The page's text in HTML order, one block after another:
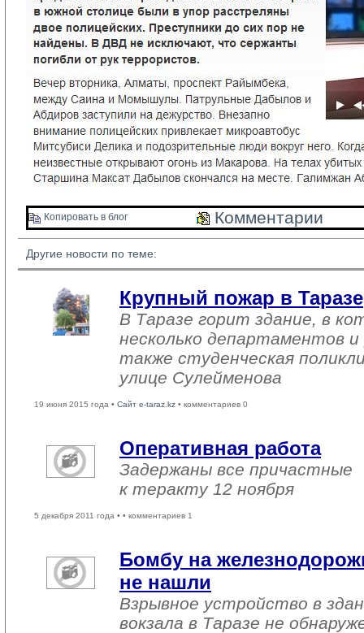
Копировать в блог Комментарии
Другие новости по теме:
Крупный пожар в Таразе
В Таразе горит здание, в
несколько департаментов и
также студенческая
улице Сулейменова
19 июня 2015 года • Сайт e-taraz.kz • комментариев 0
Оперативная работа
Задержаны все причастные
к теракту 12 ноября
5 декабря 2011 года • • комментариев 1
Бомбу на
не нашли
Взрывное устройство в
вокзала в Таразе не